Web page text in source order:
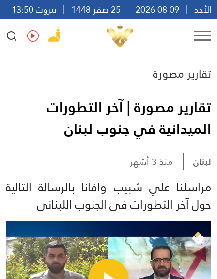
الأحد
بيروت 13:50
Ar
En Fr Es
تقارير مصورة
تقارير مصورة | آخر التطورات
الميدانية في جنوب لبنان
لبنان منذ 3 أشهر
مراسلنا علي شبيب وافانا بالرسالة التالية
حول آخر التطورات في الجنوب اللبناني